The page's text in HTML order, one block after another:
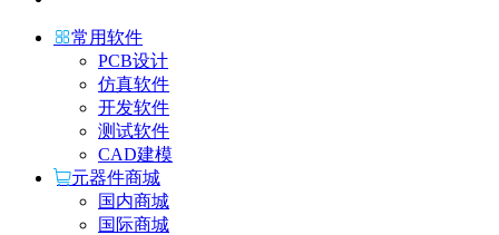
常用软件
PCB设计
仿真软件
开发软件
测试软件
CAD建模
元器件商城
国内商城
国际商城